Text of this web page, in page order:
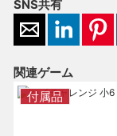
SNS共有
関連ゲーム
付属品